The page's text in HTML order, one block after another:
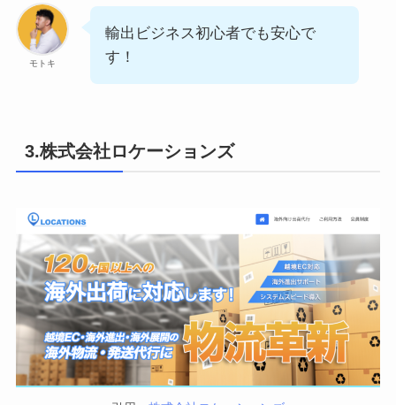
モトキ
輸出ビジネス初心者でも安心で
す！
3.株式会社ロケーションズ